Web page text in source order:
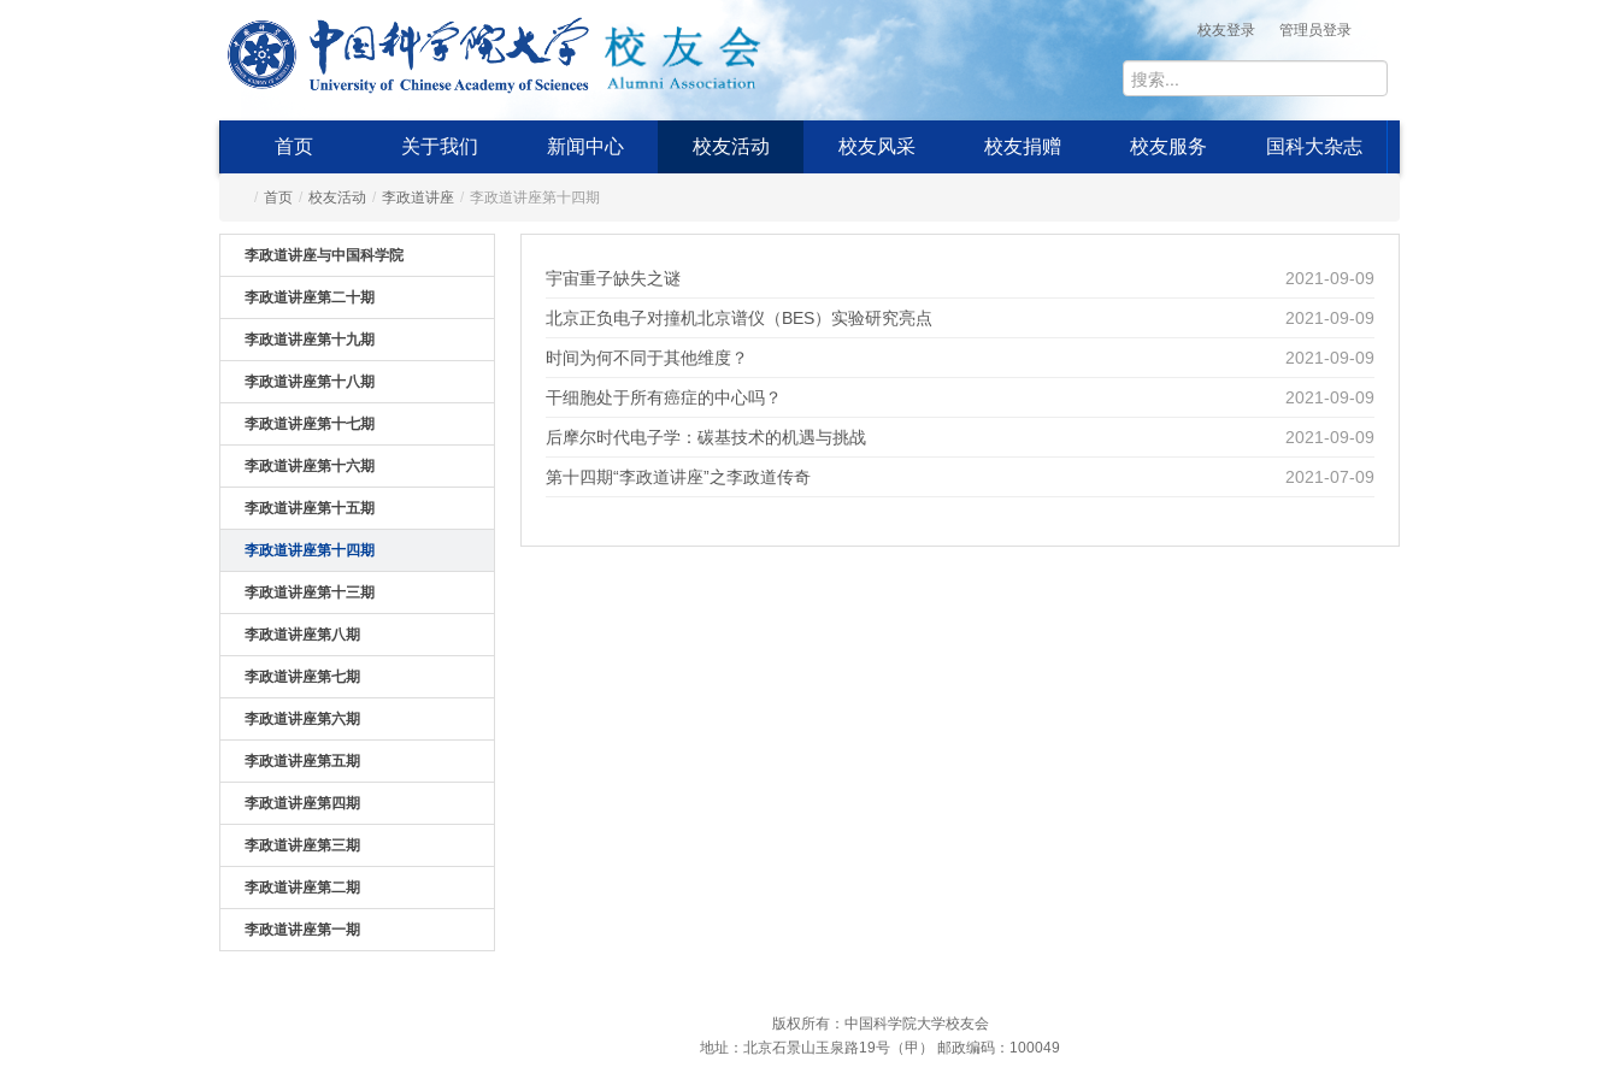
校友登录 管理员登录
首页 关于我们 新闻中心 校友活动 校友风采 校友捐赠 校友服务 国科大杂志
/ 首页 / 校友活动 / 李政道讲座 / 李政道讲座第十四期
李政道讲座与中国科学院
李政道讲座第二十期
李政道讲座第十九期
李政道讲座第十八期
李政道讲座第十七期
李政道讲座第十六期
李政道讲座第十五期
李政道讲座第十四期
李政道讲座第十三期
李政道讲座第八期
李政道讲座第七期
李政道讲座第六期
李政道讲座第五期
李政道讲座第四期
李政道讲座第三期
李政道讲座第二期
李政道讲座第一期
2021-09-09
宇宙重子缺失之谜
2021-09-09
北京正负电子对撞机北京谱仪（BES）实验研究亮点
2021-09-09
时间为何不同于其他维度？
2021-09-09
干细胞处于所有癌症的中心吗？
2021-09-09
后摩尔时代电子学：碳基技术的机遇与挑战
2021-07-09
第十四期“李政道讲座”之李政道传奇
版权所有：中国科学院大学校友会
地址：北京石景山玉泉路19号（甲） 邮政编码：100049